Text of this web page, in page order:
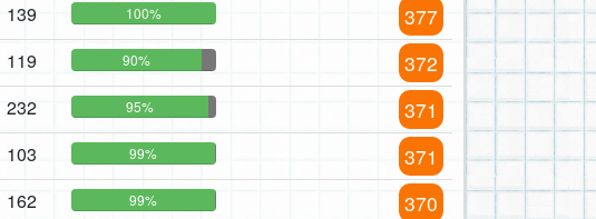
139 100% 377
119 90% 372
232 95% 371
103 99% 371
162 99% 370